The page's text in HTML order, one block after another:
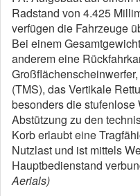
Radstand von 4.425
verfügen die Fahrzeuge
Bei einem
anderem eine
(TMS), das Vertikale
besonders die stufenlose
Abstützung zu den
Korb erlaubt eine
Nutzlast und ist mittels
Hauptbedienstand
Aerials)